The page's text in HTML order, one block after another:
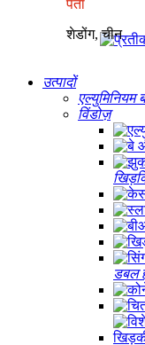
पता
शेडोंग, चीन
उत्पादों
एल्युमिनियम
विंडोज़
डबल